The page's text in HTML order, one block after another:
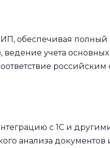
обеспечивая полный
ведение учета
с 1С и
анализа документов